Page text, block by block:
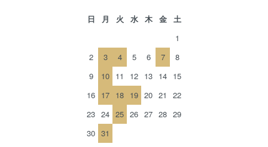
日 月 火 水 木 金
土
1
2
3 4 5 6 7
8
9
10 11 12 13 14 15
16 17 18 19 20 21
22
23 24 25 26 27 28 29
30 31